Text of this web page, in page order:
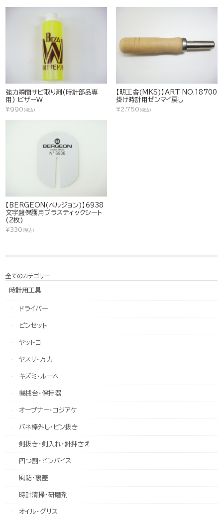
強力瞬間サビ取り剤(時計部品専
用) ビザーＷ
¥990 (税込)
【明工舎(MKS)】ART NO.18700
掛け時計用ゼンマイ戻し
¥2,750 (税込)
【BERGEON(ベルジョン)】6938
文字盤保護用プラスティックシート
(2枚)
¥330 (税込)
全てのカテゴリー
時計用工具
ドライバー
ピンセット
ヤットコ
ヤスリ・万力
キズミ・ルーペ
機械台・保持器
オープナー・コジアケ
バネ棒外し・ピン抜き
剣抜き・剣入れ・針押さえ
四つ割・ピンバイス
風防・裏蓋
時計清掃・研磨剤
オイル・グリス